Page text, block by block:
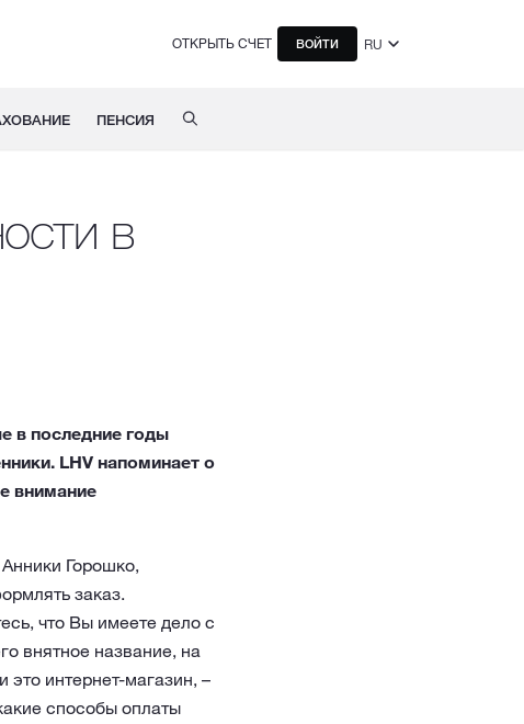
ОТКРЫТЬ СЧЕТ ВОЙТИ RU
ПЕНСИЯ
в
в последние годы
LHV напоминает о
внимание
Горошко,
заказ.
что Вы имеете дело с
внятное название, на
интернет-магазин, –
способы оплаты